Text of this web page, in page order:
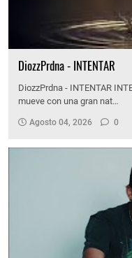
DiozzPrdna - INTENTAR
DiozzPrdna - INTENTAR
mueve con una gran nat…
Agosto 04, 2026 0